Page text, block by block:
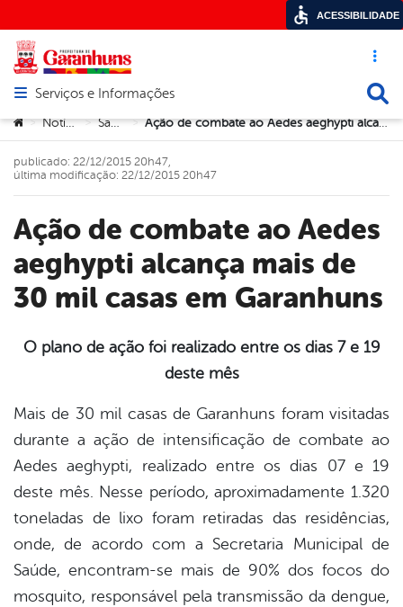
Acesso
Abrir menu principal de navegação
Serviços e Informações
Você está aqui:
> Notícias > Saúde > Ação de combate ao Aedes aeghypti alcança mais de 30 mil casas em Garanhuns
Ação de combate ao Aedes
aeghypti alcança mais de
30 mil casas em Garanhuns
publicado: 22/12/2015 20h47,
última modificação: 22/12/2015 20h47
O plano de ação foi realizado entre os dias 7 e 19
deste mês
Mais de 30 mil casas de Garanhuns foram visitadas
durante a ação de intensificação de combate ao
Aedes aeghypti, realizado entre os dias 07 e 19
deste mês. Nesse período, aproximadamente 1.320
toneladas de lixo foram retiradas das residências,
onde, de acordo com a Secretaria Municipal de
Saúde, encontram-se mais de 90% dos focos do
mosquito, responsável pela transmissão da dengue,
ACESSIBILIDADE